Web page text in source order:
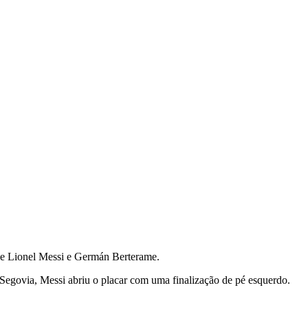
Lionel Messi e Germán Berterame.
Messi abriu o placar com uma finalização de pé esquerdo.